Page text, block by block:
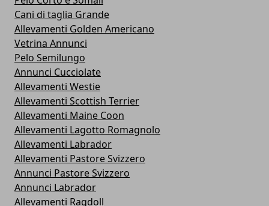
Cani di taglia Grande
Allevamenti Golden Americano
Vetrina Annunci
Pelo Semilungo
Annunci Cucciolate
Allevamenti Westie
Allevamenti Scottish Terrier
Allevamenti Maine Coon
Allevamenti Lagotto Romagnolo
Allevamenti Labrador
Allevamenti Pastore Svizzero
Annunci Pastore Svizzero
Annunci Labrador
Allevamenti Ragdoll